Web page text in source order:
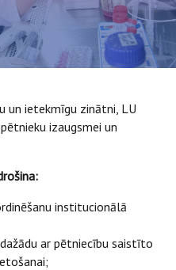
un ietekmīgu zinātni, LU
izaugsmei un
institucionālā
ar pētniecību saistīto